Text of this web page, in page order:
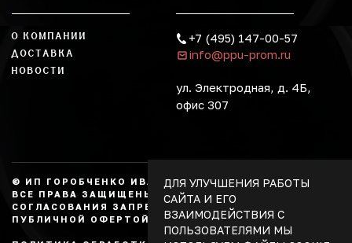
О КОМПАНИИ
ДОСТАВКА
НОВОСТИ
+7 (495) 147-00-57
info@ppu-prom.ru
ул. Электродная, д. 4Б,
офис 307
© ИП ГОРОБЧЕНКО ИВАН АЛЕКСАНДРОВИЧ, 2026.
ВСЕ ПРАВА ЗАЩИЩЕНЫ, КОПИРОВАНИЕ БЕЗ
СОГЛАСОВАНИЯ ЗАПРЕЩЕНО. НЕ ЯВЛЯЕТСЯ
ПУБЛИЧНОЙ ОФЕРТОЙ.
ДЛЯ УЛУЧШЕНИЯ РАБОТЫ
САЙТА И ЕГО
ВЗАИМОДЕЙСТВИЯ С
ПОЛЬЗОВАТЕЛЯМИ МЫ